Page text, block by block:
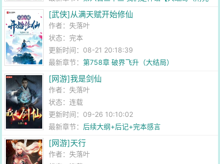
本感言）】
[武侠]从满天赋开始修仙
作者：失落叶
状态：完本
更新时间：08-21 20:18:39
最新章节：第758章 破界飞升（大结局）
[网游]我是剑仙
作者：失落叶
状态：连载
更新时间：09-26 10:10:02
最新章节： 后续大纲+后记+完本感言
[网游]天行
作者：失落叶